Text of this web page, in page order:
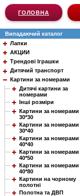
ГОЛОВНА
Випадаючий каталог
Лапки
АКЦИИ
Трендові Іграшки
Дитячий транспорт
Картини за номерами
Дитячі картини за
номерами
Інші розміри
Картини за номерами
30*30
Картини за номерами
30*40
Картини за номерами
40*40
Картини за номерами
40*50
Картини за номерами
40*80
Картини на чорному
полотні
Полотна та ДВП